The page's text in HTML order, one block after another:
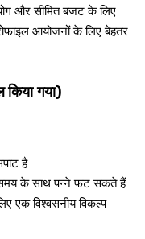
और सीमित बजट के लिए
आयोजनों के लिए बेहतर
किया गया)
है
समय के साथ पन्ने फट सकते हैं
एक विश्वसनीय विकल्प